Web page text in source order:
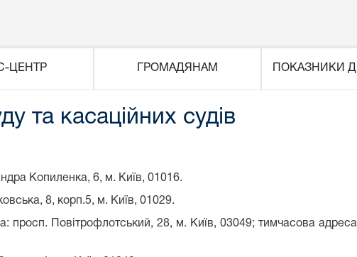
ЦЕНТР ГРОМАДЯНАМ ПОКАЗНИКИ
та касаційних судів
Копиленка, 6, м. Київ, 01016.
8, корп.5, м. Київ, 01029.
просп. Повітрофлотський, 28, м. Київ, 03049; тимчасова